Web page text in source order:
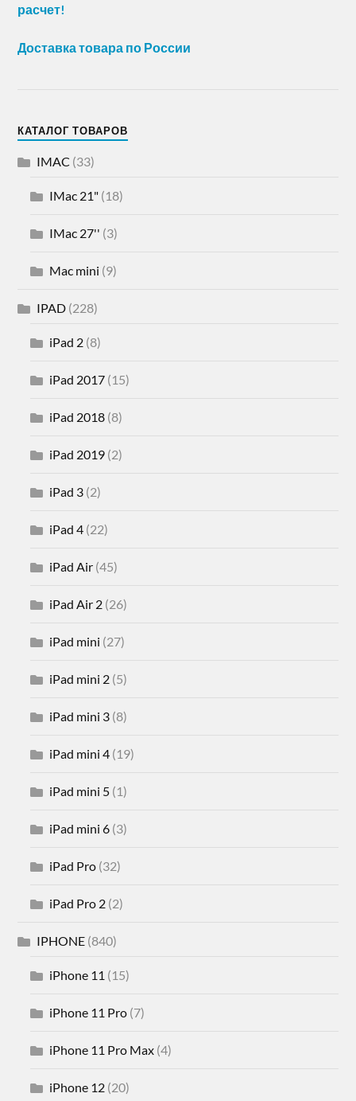
расчет!
Доставка товара по России
КАТАЛОГ ТОВАРОВ
IMAC (33)
IMac 21" (18)
IMac 27'' (3)
Mac mini (9)
IPAD (228)
iPad 2 (8)
iPad 2017 (15)
iPad 2018 (8)
iPad 2019 (2)
iPad 3 (2)
iPad 4 (22)
iPad Air (45)
iPad Air 2 (26)
iPad mini (27)
iPad mini 2 (5)
iPad mini 3 (8)
iPad mini 4 (19)
iPad mini 5 (1)
iPad mini 6 (3)
iPad Pro (32)
iPad Pro 2 (2)
IPHONE (840)
iPhone 11 (15)
iPhone 11 Pro (7)
iPhone 11 Pro Max (4)
iPhone 12 (20)